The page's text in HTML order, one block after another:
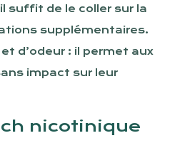
suffit de le coller sur la
supplémentaires.
d’odeur : il permet aux
impact sur leur
nicotinique